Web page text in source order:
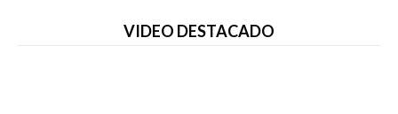
VIDEO DESTACADO